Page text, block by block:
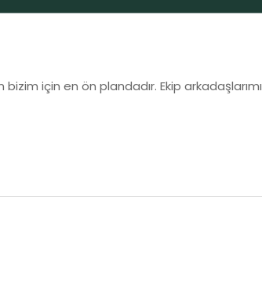
için en ön plandadır. Ekip